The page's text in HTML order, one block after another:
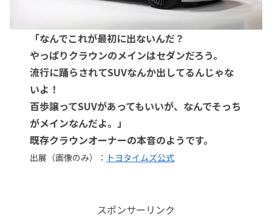
「なんでこれが最初に出ないんだ？
やっぱりクラウンのメインはセダンだろう。
流行に踊らされてSUVなんか出してるんじゃな
いよ！
百歩譲ってSUVがあってもいいが、なんでそっち
がメインなんだよ。」
既存クラウンオーナーの本音のようです。
出展（画像のみ）： トヨタイムズ公式
スポンサーリンク